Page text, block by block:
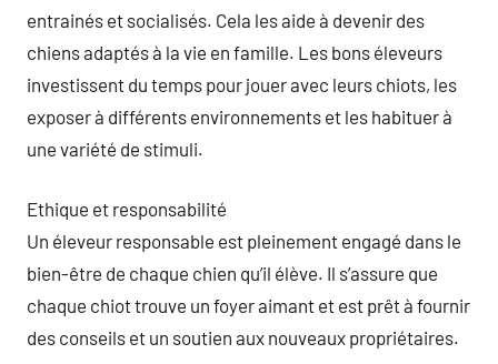
entrainés et socialisés. Cela les aide à devenir des
chiens adaptés à la vie en famille. Les bons éleveurs
investissent du temps pour jouer avec leurs chiots, les
exposer à différents environnements et les habituer à
une variété de stimuli.
Ethique et responsabilité
Un éleveur responsable est pleinement engagé dans le
bien-être de chaque chien qu’il élève. Il s’assure que
chaque chiot trouve un foyer aimant et est prêt à fournir
des conseils et un soutien aux nouveaux propriétaires.